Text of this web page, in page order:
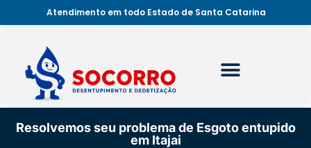
Atendimento em todo Estado de Santa Catarina
Resolvemos seu problema de Esgoto entupido
em Itajai